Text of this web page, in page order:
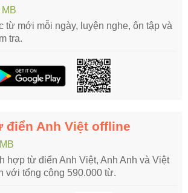
từ mới mỗi ngày, luyện nghe, ôn tập và
tra.
điển Anh Việt offline
hợp từ điển Anh Việt, Anh Anh và Việt
với tổng cộng 590.000 từ.